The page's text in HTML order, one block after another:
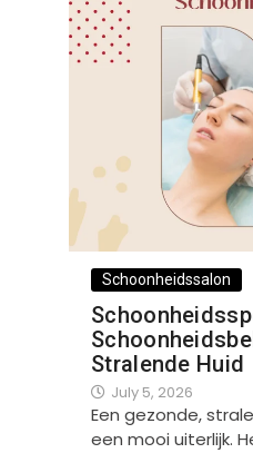
Schoonheidssalon
Stralende Huid
July 5, 2026
Een gezonde,
een mooi uiterlijk.